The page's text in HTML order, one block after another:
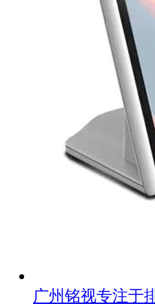
广州铭视专注于